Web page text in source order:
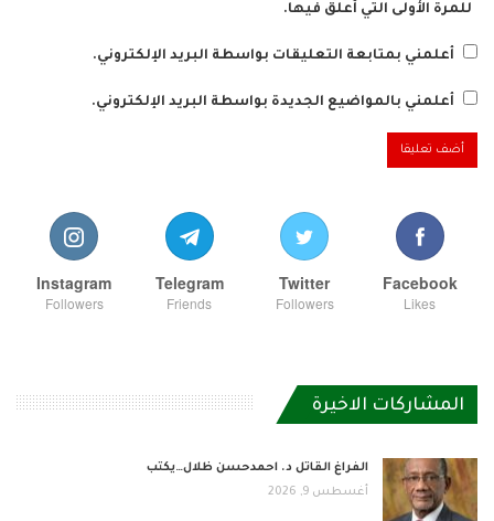
للمرة الأولى التي أعلق فيها.
أعلمني بمتابعة التعليقات بواسطة البريد الإلكتروني.
أعلمني بالمواضيع الجديدة بواسطة البريد الإلكتروني.
Facebook
Likes
Twitter
Followers
Telegram
Friends
Instagram
Followers
المشاركات الاخيرة
الفراغ القاتل د. احمدحسن ظلال…يكتب
أغسطس 9, 2026